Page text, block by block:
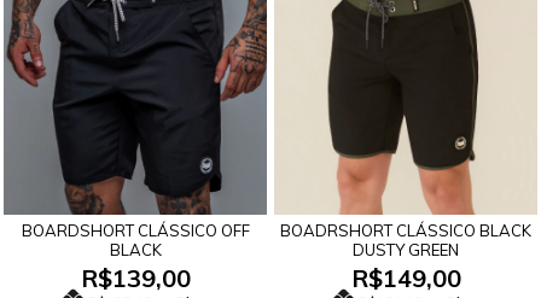
BOARDSHORT CLÁSSICO OFF
BLACK
R$139,00
BOADRSHORT CLÁSSICO BLACK
DUSTY GREEN
R$149,00